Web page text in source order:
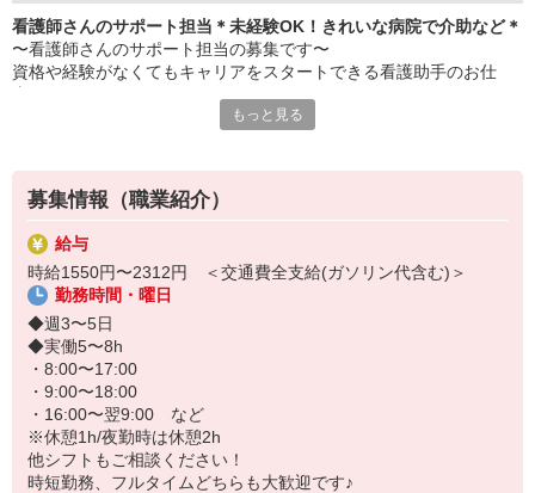
看護師さんのサポート担当＊未経験OK！きれいな病院で介助など＊
〜看護師さんのサポート担当の募集です〜
資格や経験がなくてもキャリアをスタートできる看護助手のお仕
食事、お風呂、着換えなどのサポート（生活介助）
＊病院内の環境整備
ベッドメイキング、タオルや石?の補充、共有スペースの清掃など
＊看護師のサポート
検査室への誘導や付き添い、 医療器具の準備や片付けなど
これらの業務を通じて、看護師さんが医療行為に専念できるよう支
えることが、看護助手の大切な役割です◎
未経験でも医療福祉業界にチャレンジしてみたい方、誰かのために
働くことにやりがいを感じる方、大歓迎です◎
気軽にご応募ください♪
もっと見る
募集情報（職業紹介）
給与
時給1550円〜2312円 ＜交通費全支給(ガソリン代含む)＞
勤務時間・曜日
◆週3〜5日
◆実働5〜8h
・8:00〜17:00
・9:00〜18:00
・16:00〜翌9:00 など
※休憩1h/夜勤時は休憩2h
他シフトもご相談ください！
時短勤務、フルタイムどちらも大歓迎です♪